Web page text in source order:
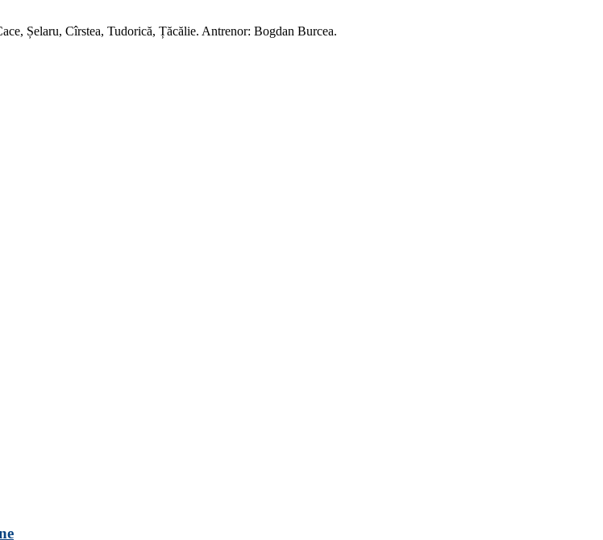
Șelaru, Cîrstea, Tudorică, Țăcălie. Antrenor: Bogdan Burcea.